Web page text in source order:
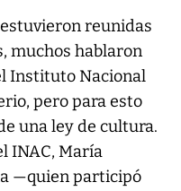
reunidas
muchos hablaron
Instituto Nacional
pero para esto
una ley de cultura.
INAC, María
—quien participó